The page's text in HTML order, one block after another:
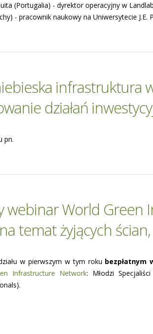
(Portugalia) - dyrektor operacyjny w
- pracownik naukowy na Uniwersytecie J.E.
infrastruktura
działań
pn.
webinar World Green
temat żyjących
w pierwszym w tym roku bezpłatnym
Infrastructure Network: Młodzi